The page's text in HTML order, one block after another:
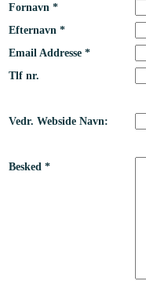
Fornavn *
Efternavn *
Email Addresse *
Tlf nr.
Vedr. Webside Navn:
Besked *